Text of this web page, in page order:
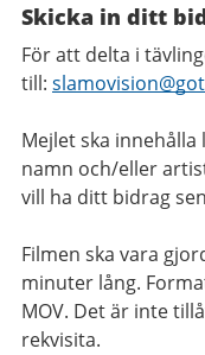
Skicka in ditt
För att delta i
till:
Mejlet ska
namn och/eller
vill ha ditt bidrag
Filmen ska vara
minuter lång.
MOV. Det är inte
rekvisita.